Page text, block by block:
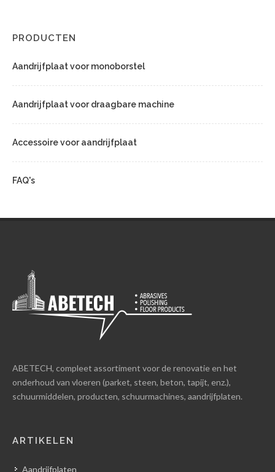
PRODUCTEN
Aandrijfplaat voor monoborstel
Aandrijfplaat voor draagbare machine
Accessoire voor aandrijfplaat
FAQ's
ABETECH, compleet assortiment voor de renovatie en het
onderhoud van vloeren (parket, steen, beton, tapijt, enz.),
schuurmiddelen, producten, schuurmachines, aandrijfplaten.
ARTIKELEN
Aandrijfplaten